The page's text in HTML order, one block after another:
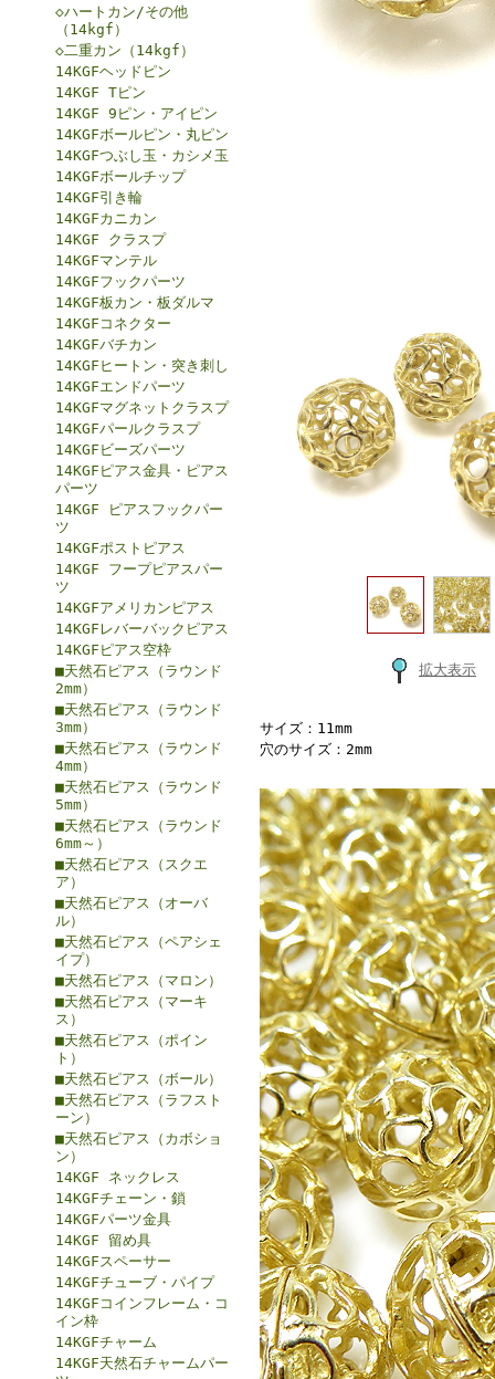
◇ハートカン/その他
（14kgf）
◇二重カン（14kgf）
14KGFヘッドピン
14KGF Tピン
14KGF 9ピン・アイピン
14KGFボールピン・丸ピン
14KGFつぶし玉・カシメ玉
14KGFボールチップ
14KGF引き輪
14KGFカニカン
14KGF クラスプ
14KGFマンテル
14KGFフックパーツ
14KGF板カン・板ダルマ
14KGFコネクター
14KGFバチカン
14KGFヒートン・突き刺し
14KGFエンドパーツ
14KGFマグネットクラスプ
14KGFパールクラスプ
14KGFビーズパーツ
14KGFピアス金具・ピアス
パーツ
14KGF ピアスフックパー
ツ
14KGFポストピアス
14KGF フープピアスパー
ツ
14KGFアメリカンピアス
14KGFレバーバックピアス
14KGFピアス空枠
■天然石ピアス（ラウンド
2mm）
■天然石ピアス（ラウンド
3mm）
■天然石ピアス（ラウンド
4mm）
■天然石ピアス（ラウンド
5mm）
■天然石ピアス（ラウンド
6mm～）
■天然石ピアス（スクエ
ア）
■天然石ピアス（オーバ
ル）
■天然石ピアス（ペアシェ
イプ）
■天然石ピアス（マロン）
■天然石ピアス（マーキ
ス）
■天然石ピアス（ポイン
ト）
■天然石ピアス（ボール）
■天然石ピアス（ラフスト
ーン）
■天然石ピアス（カボショ
ン）
14KGF ネックレス
14KGFチェーン・鎖
14KGFパーツ金具
14KGF 留め具
14KGFスペーサー
14KGFチューブ・パイプ
14KGFコインフレーム・コ
イン枠
14KGFチャーム
14KGF天然石チャームパー
拡大表示
サイズ：11mm
穴のサイズ：2mm